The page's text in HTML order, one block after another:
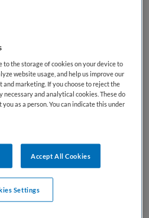
-
to the storage of cookies on your device to
website usage, and help us improve our
and marketing. If you choose to reject the
necessary and analytical cookies. These do
as a person. You can indicate this under
Accept All Cookies
Settings